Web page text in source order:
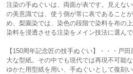
注染の手ぬぐいは、両面が表です。見えな
の美意識では、使う側が常に表であること
め、梨園染では、染色の段階で染料を布の
染料を浸透させる注染をメイン技法に選んで
【150周年記念匠の技手ぬぐい】・・・戸
大な型紙。その中でも現代では再現不可能
ゆかた用型紙を用い、手ぬぐいとして復刻い